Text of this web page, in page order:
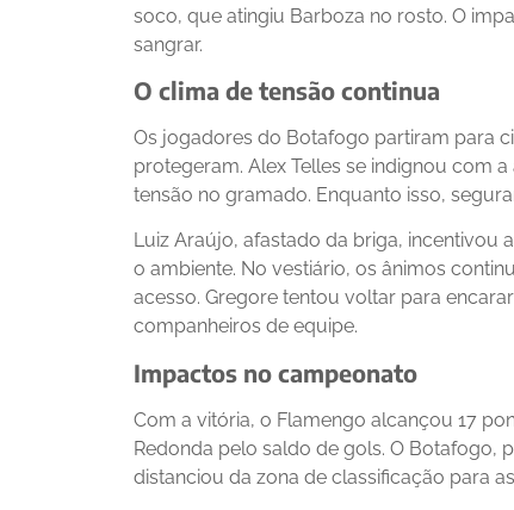
soco, que atingiu Barboza no rosto. O
sangrar.
O clima de tensão continua
Os jogadores do Botafogo partiram para
protegeram. Alex Telles se indignou com
tensão no gramado. Enquanto isso,
Luiz Araújo, afastado da briga, incentivou
o ambiente. No vestiário, os ânimos
acesso. Gregore tentou voltar para
companheiros de equipe.
Impactos no campeonato
Com a vitória, o Flamengo alcançou 17
Redonda pelo saldo de gols. O Botafogo,
distanciou da zona de classificação para